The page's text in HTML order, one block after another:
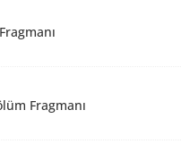
Fragmanı